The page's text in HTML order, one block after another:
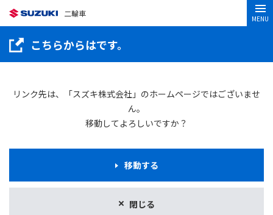
二輪車
MENU
こちらからはです。
リンク先は、「スズキ株式会社」のホームページではございませ
ん。
移動してよろしいですか？
閉じる
移動する